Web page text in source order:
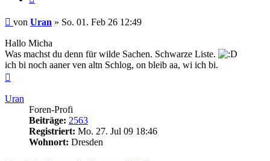
Beitrag
von Uran » So. 01. Feb 26 12:49
Hallo Micha
Was machst du denn für wilde Sachen. Schwarze Liste.
ich bi noch aaner ven altn Schlog, on bleib aa, wi ich bi.
Uran
Foren-Profi
Beiträge: 2563
Registriert: Mo. 27. Jul 09 18:46
Wohnort: Dresden